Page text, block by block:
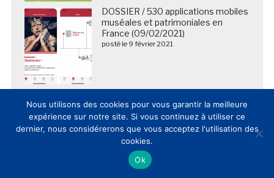
DOSSIER / 530 applications mobiles
muséales et patrimoniales en
France (09/02/2021)
posté le 9 février 2021
Nous utilisons des cookies pour vous garantir la meilleure
expérience sur notre site. Si vous continuez à utiliser ce
dernier, nous considérerons que vous acceptez l'utilisation des
cookies.
Ok